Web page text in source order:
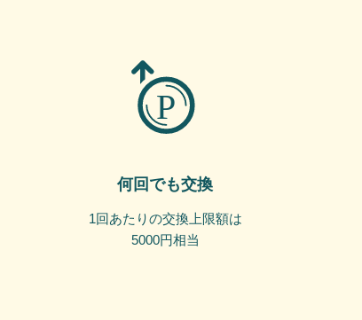
何回でも交換
1回あたりの交換上限額は
5000円相当